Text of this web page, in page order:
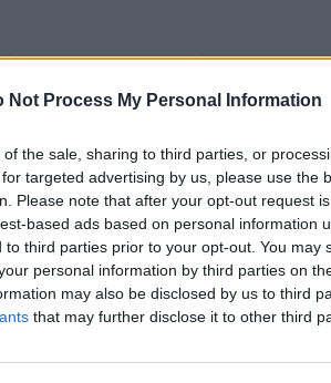
Not Process My Personal Information
the sale, sharing to third parties, or
targeted advertising by us, please use the
Please note that after your opt-out request
based ads based on personal information
to third parties prior to your opt-out. You may
personal information by third parties on
may also be disclosed by us to third
that may further disclose it to other third